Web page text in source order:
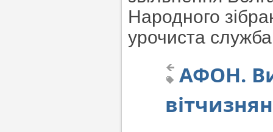
Народного
урочиста
АФОН.